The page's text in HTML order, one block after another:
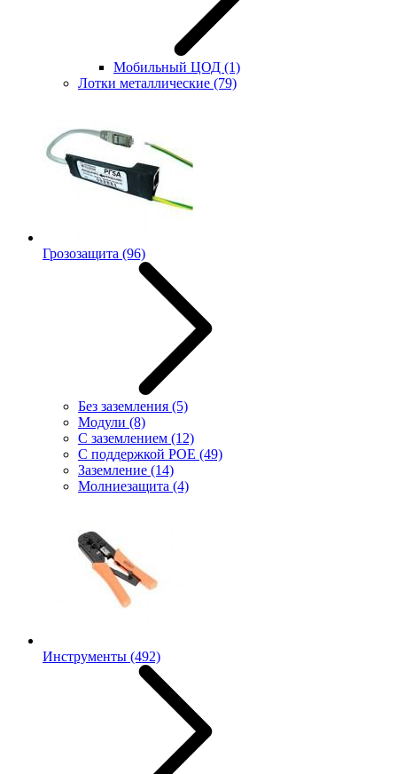
Мобильный ЦОД (1)
Лотки металлические (79)
Грозозащита (96)
Без заземления (5)
Модули (8)
С заземлением (12)
С поддержкой POE (49)
Заземление (14)
Молниезащита (4)
Инструменты (492)